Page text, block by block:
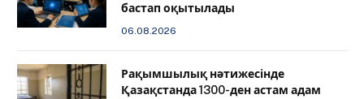
бастап оқытылады
06.08.2026
Рақымшылық нәтижесінде
Қазақстанда 1300-ден астам адам